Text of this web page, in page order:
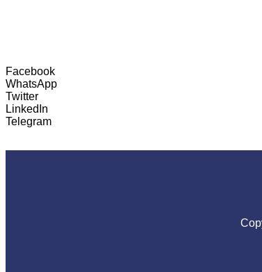
Facebook
WhatsApp
Twitter
LinkedIn
Telegram